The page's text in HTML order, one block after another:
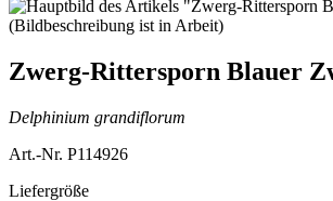
Zwerg-Rittersporn Blauer
Delphinium grandiflorum
Art.-Nr. P114926
Liefergröße